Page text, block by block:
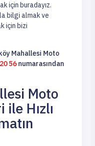
için buradayız.
bilgi almak ve
için bizi
Mahallesi Moto
56 numarasından
Moto
Hızlı